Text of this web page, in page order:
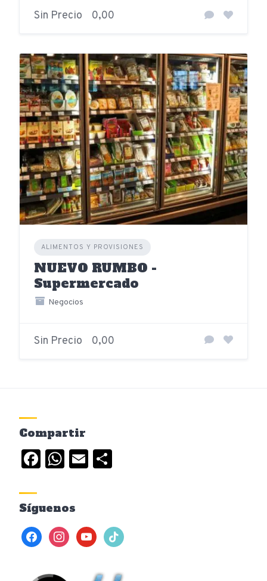
Sin Precio 0,00
ALIMENTOS Y PROVISIONES
NUEVO RUMBO -
Supermercado
Negocios
Sin Precio 0,00
Compartir
Facebook
WhatsApp
Email
Síguenos
facebookinstagramyoutubetiktok